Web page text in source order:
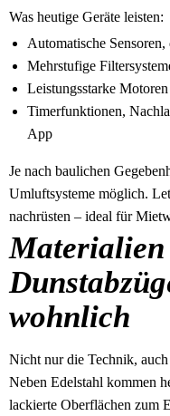
Was heutige Geräte leisten:
Automatische
Mehrstufige
Leistungsstarke
Timerfunktionen,
App
Je nach baulichen
Umluftsysteme möglich.
nachrüsten – ideal für
wohnlich
Nicht nur die Technik,
Neben Edelstahl kommen
lackierte Oberflächen zum